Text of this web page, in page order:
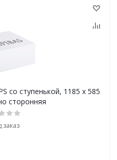
со ступенькой, 1185 x 585
сторонняя
заказ